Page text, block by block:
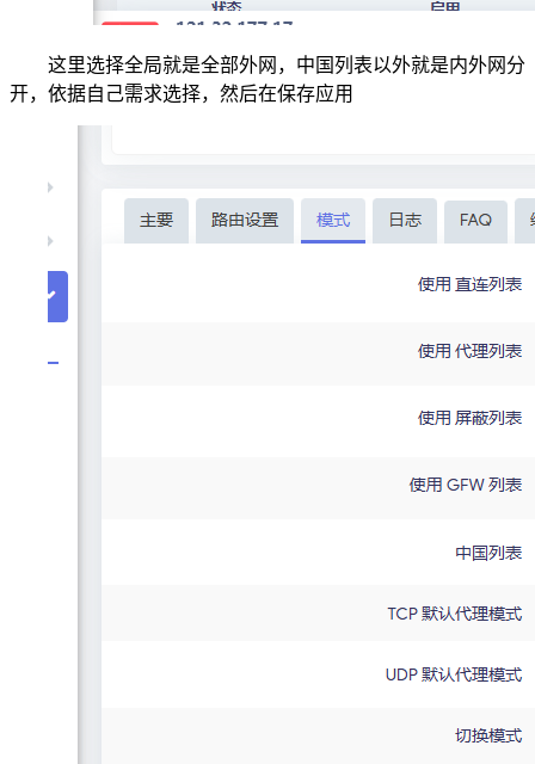
这里选择全局就是全部外网，中国列表以外就是内外网分
开，依据自己需求选择，然后在保存应用